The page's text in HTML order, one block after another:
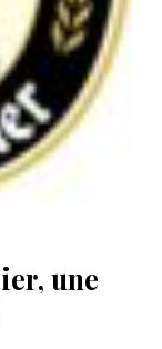
une